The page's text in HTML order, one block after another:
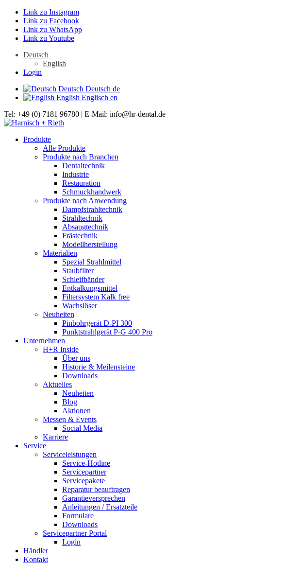
Link zu Instagram
Link zu Facebook
Link zu WhatsApp
Link zu Youtube
Deutsch
English
Login
Deutsch Deutsch de
English Englisch en
Tel: +49 (0) 7181 96780 | E-Mail: info@hr-dental.de
Produkte
Alle Produkte
Produkte nach Branchen
Dentaltechnik
Industrie
Restauration
Schmuckhandwerk
Produkte nach Anwendung
Dampfstrahltechnik
Strahltechnik
Absaugtechnik
Frästechnik
Modellherstellung
Materialien
Spezial Strahlmittel
Staubfilter
Schleifbänder
Entkalkungsmittel
Filtersystem Kalk free
Wachslöser
Neuheiten
Pinbohrgerät D-PI 300
Punktstrahlgerät P-G 400 Pro
Unternehmen
H+R Inside
Über uns
Historie & Meilensteine
Downloads
Aktuelles
Neuheiten
Blog
Aktionen
Messen & Events
Social Media
Karriere
Service
Serviceleistungen
Service-Hotline
Servicepartner
Servicepakete
Reparatur beauftragen
Garantieversprechen
Anleitungen / Ersatzteile
Formulare
Downloads
Servicepartner Portal
Login
Händler
Kontakt